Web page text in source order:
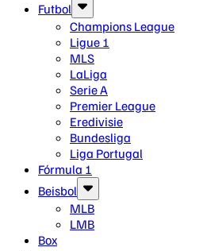
Futbol
Champions League
Ligue 1
MLS
LaLiga
Serie A
Premier League
Eredivisie
Bundesliga
Liga Portugal
Fórmula 1
Beisbol
MLB
LMB
Box